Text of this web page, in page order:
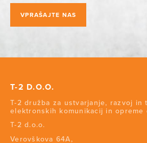
VPRAŠAJTE NAS
T-2 D.O.O.
T-2 družba za ustvarjanje, razvoj in
elektronskih komunikacij in opreme
T-2 d.o.o.
Verovškova 64A,